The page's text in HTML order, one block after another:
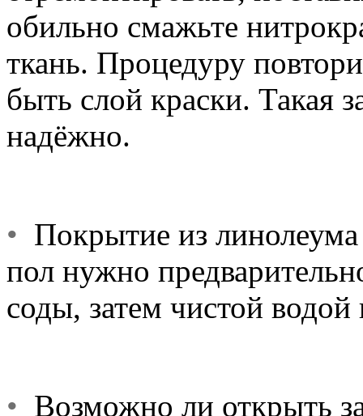
обильно смажьте
ткань. Процедуру
быть слой краски. Такая
надёжно.
• Покрытие из
пол нужно
соды, затем чистой
• Возможно ли открыть